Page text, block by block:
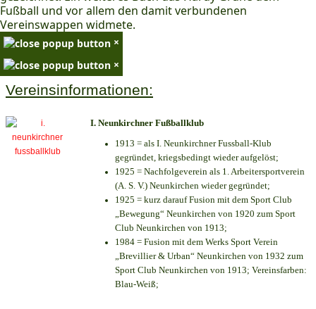
Fußball und vor allem den damit verbundenen
Vereinswappen widmete.
×
×
Vereinsinformationen:
I. Neunkirchner Fußballklub
1913 = als I. Neunkirchner Fussball-Klub
gegründet, kriegsbedingt wieder aufgelöst;
1925 = Nachfolgeverein als 1. Arbeitersportverein
(A. S. V.) Neunkirchen wieder gegründet;
1925 = kurz darauf Fusion mit dem Sport Club
„Bewegung“ Neunkirchen von 1920 zum Sport
Club Neunkirchen von 1913;
1984 = Fusion mit dem Werks Sport Verein
„Brevillier & Urban“ Neunkirchen von 1932 zum
Sport Club Neunkirchen von 1913; Vereinsfarben:
Blau-Weiß;